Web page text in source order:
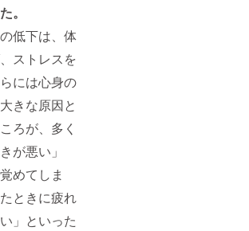
。
低下は、体
ストレスを
には心身の
きな原因と
ろが、多く
が悪い」
めてしま
ときに疲れ
」といった